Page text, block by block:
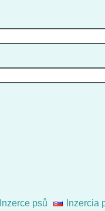
Inzerce psů
Inzercia